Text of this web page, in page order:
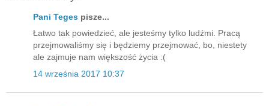
Pani Teges pisze...
Łatwo tak powiedzieć, ale jesteśmy tylko ludźmi. Pracą
przejmowaliśmy się i będziemy przejmować, bo, niestety
ale zajmuje nam większość życia :(
14 września 2017 10:37